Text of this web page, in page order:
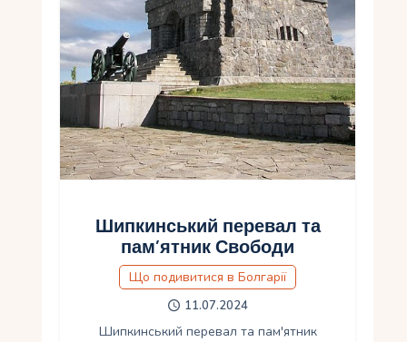
Шипкинський перевал та
пам’ятник Свободи
Що подивитися в Болгарії
11.07.2024
Шипкинський перевал та пам'ятник